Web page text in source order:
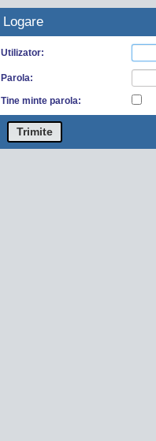
Logare
Utilizator:
Parola:
Tine minte parola:
Trimite